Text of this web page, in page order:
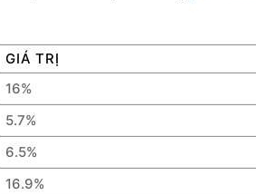
GIÁ TRỊ
16%
5.7%
6.5%
16.9%